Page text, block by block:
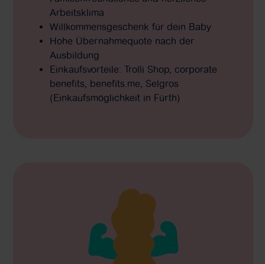
Arbeitsklima
Willkommensgeschenk für dein Baby
Hohe Übernahmequote nach der
Ausbildung
Einkaufsvorteile: Trolli Shop, corporate
benefits, benefits.me, Selgros
(Einkaufsmöglichkeit in Fürth)